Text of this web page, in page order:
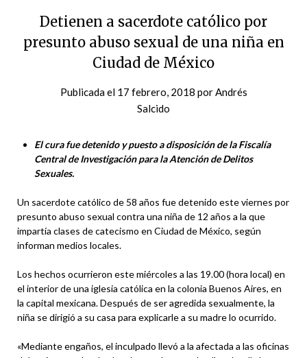
Detienen a sacerdote católico por
presunto abuso sexual de una niña en
Ciudad de México
Publicada el 17 febrero, 2018 porAndrés
Salcido
El cura fue detenido y puesto a disposición de la Fiscalía
Central de Investigación para la Atención de Delitos
Sexuales.
Un sacerdote católico de 58 años fue detenido este viernes por
presunto abuso sexual contra una niña de 12 años a la que
impartía clases de catecismo en Ciudad de México, según
informan medios locales.
Los hechos ocurrieron este miércoles a las 19.00 (hora local) en
el interior de una iglesia católica en la colonia Buenos Aires, en
la capital mexicana. Después de ser agredida sexualmente, la
niña se dirigió a su casa para explicarle a su madre lo ocurrido.
«Mediante engaños, el inculpado llevó a la afectada a las oficinas